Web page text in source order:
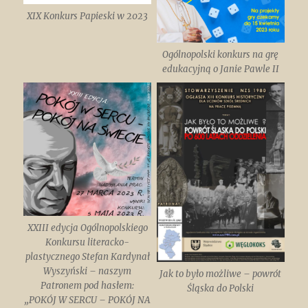
XIX Konkurs Papieski w 2023
Ogólnopolski konkurs na grę
edukacyjną o Janie Pawle II
XXIII edycja Ogólnopolskiego
Konkursu literacko-
plastycznego Stefan Kardynał
Wyszyński – naszym
Patronem pod hasłem:
„POKÓJ W SERCU – POKÓJ NA
Jak to było możliwe – powrót
Śląska do Polski